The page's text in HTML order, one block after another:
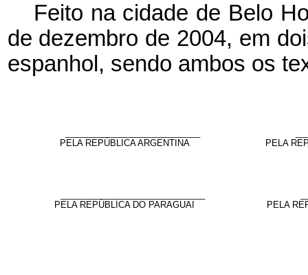
Feito na cidade de Belo
de dezembro de 2004, em
espanhol, sendo ambos os
PELA REPÚBLICA ARGENTINA
PELA REPÚBLICA DO PARAGUAI
PELA
PELA